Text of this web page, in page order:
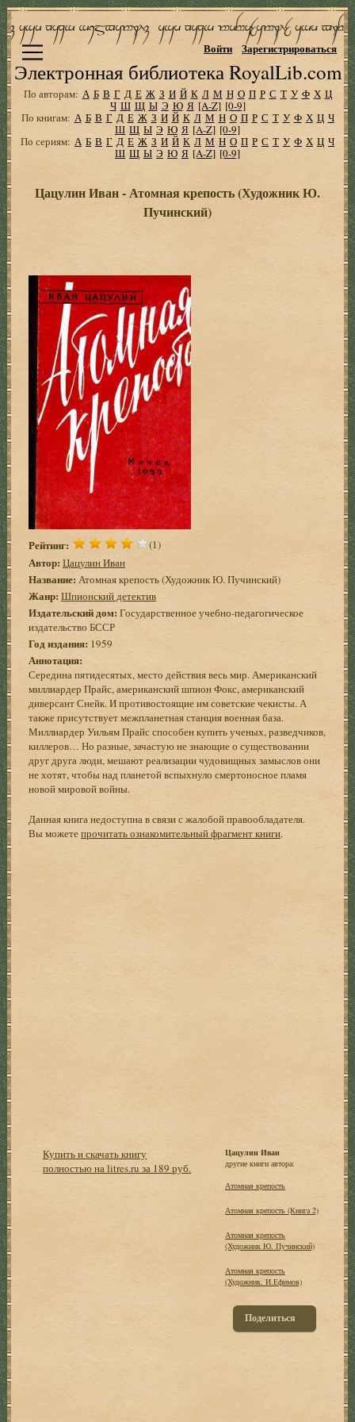
Электронная библиотека RoyalLib.com
Войти Зарегистрироваться
По авторам: А Б В Г Д Е Ж З И Й К Л М Н О П Р С Т У Ф Х Ц
Ч Ш Щ Ы Э Ю Я [A-Z] [0-9]
По книгам: А Б В Г Д Е Ж З И Й К Л М Н О П Р С Т У Ф Х Ц Ч
Ш Щ Ы Э Ю Я [A-Z] [0-9]
По сериям: А Б В Г Д Е Ж З И Й К Л М Н О П Р С Т У Ф Х Ц Ч
Ш Щ Ы Э Ю Я [A-Z] [0-9]
Цацулин Иван - Атомная крепость (Художник Ю.
Пучинский)
Рейтинг: (1)
Автор: Цацулин Иван
Название: Атомная крепость (Художник Ю. Пучинский)
Жанр: Шпионский детектив
Издательский дом: Государственное учебно-педагогическое
издательство БССР
Год издания: 1959
Аннотация:
Середина пятидесятых, место действия весь мир. Американский
миллиардер Прайс, американский шпион Фокс, американский
диверсант Снейк. И противостоящие им советские чекисты. А
также присутствует межпланетная станция военная база.
Миллиардер Уильям Прайс способен купить ученых, разведчиков,
киллеров… Но разные, зачастую не знающие о существовании
друг друга люди, мешают реализации чудовищных замыслов они
не хотят, чтобы над планетой вспыхнуло смертоносное пламя
новой мировой войны.
Данная книга недоступна в связи с жалобой правообладателя.
Вы можетепрочитать ознакомительный фрагмент книги.
Купить и скачать книгу
полностью на litres.ru за 189 руб.
Цацулин Иван
другие книги автора:
Атомная крепость
Атомная крепость (Книга 2)
Атомная крепость
(Художник Ю. Пучинский)
Атомная крепость
(Художник. И.Ефимов)
Поделиться